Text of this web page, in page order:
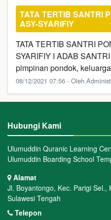
TATA TERTIB SANTRI
ASY-SYARIFIY
TATA TERTIB SANTRI
SYARIFIY I ADAB
pimpinan pondok,
08/12/2021 07:56 - Oleh
Hubungi Kami
Ulumuddin Quranic Learning
Ulumuddin Boarding School
Alamat
Jl. Boyantongo, Kec. Parigi Sel.,
Sulawesi Tengah
Telepon